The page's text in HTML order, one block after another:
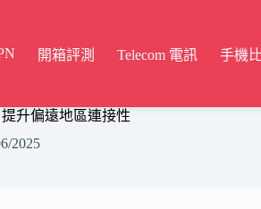
開箱評測 Telecom 電訊 手機
升偏遠地區連接性
2025